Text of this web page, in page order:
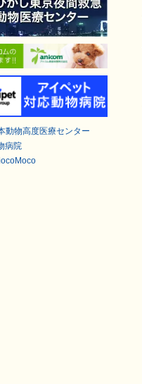
動物高度医療センター
病院